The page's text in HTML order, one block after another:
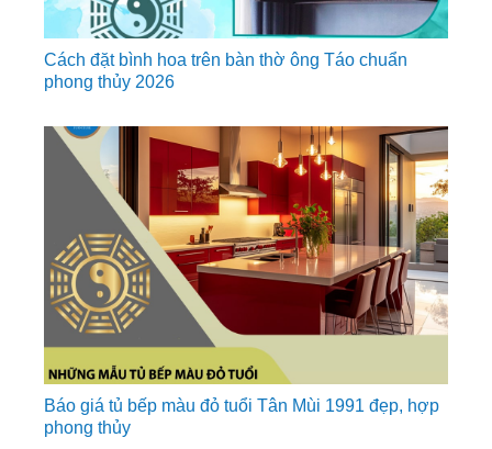
Cách đặt bình hoa trên bàn thờ ông Táo chuẩn
phong thủy 2026
Báo giá tủ bếp màu đỏ tuổi Tân Mùi 1991 đẹp, hợp
phong thủy